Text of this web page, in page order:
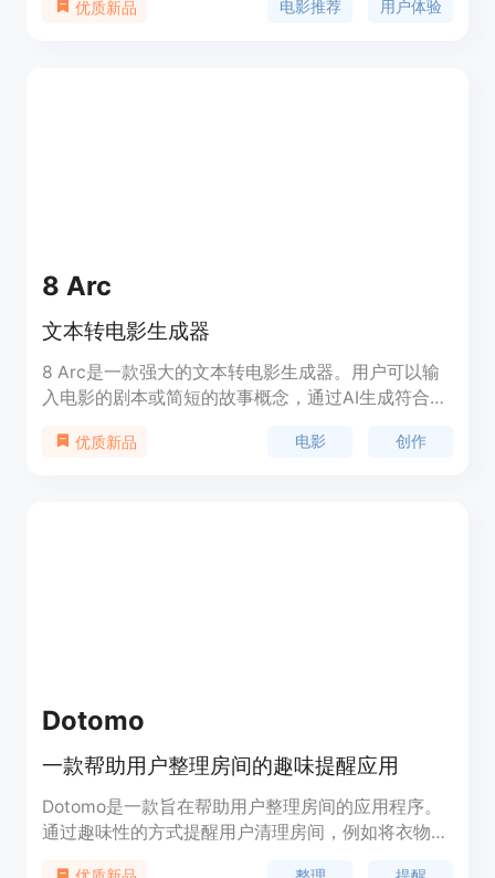
位为提供快速、精准、愉悦的影视娱乐体验。
优质新品 电影推荐 用户体验
8 Arc
文本转电影生成器
8 Arc是一款强大的文本转电影生成器。用户可以输
入电影的剧本或简短的故事概念，通过AI生成符合要
整的电影故事。8 Arc可以帮助用户轻松创建自己的
优质新品 电影 创作
Dotomo
一款帮助用户整理房间的趣味提醒应用
Dotomo是一款旨在帮助用户整理房间的应用程序。
通过趣味性的方式提醒用户清理房间，例如将衣物比